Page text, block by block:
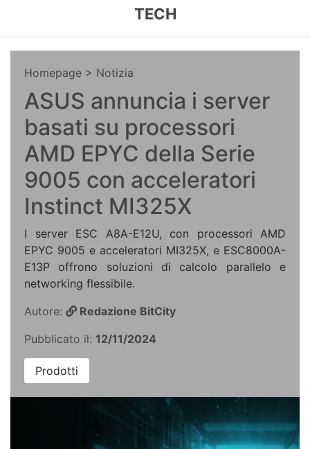
TECH
Homepage > Notizia
ASUS annuncia i server
basati su processori
AMD EPYC della Serie
9005 con acceleratori
Instinct MI325X
I server ESC A8A-E12U, con processori AMD
EPYC 9005 e acceleratori MI325X, e ESC8000A-
E13P offrono soluzioni di calcolo parallelo e
networking flessibile.
Autore:
Redazione BitCity
Pubblicato il: 12/11/2024
Prodotti